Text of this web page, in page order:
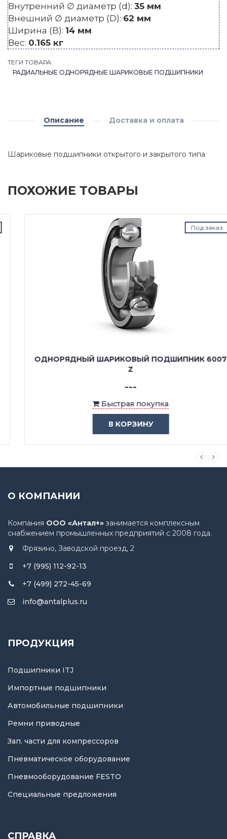
Внутренний ∅ диаметр (d): 35 мм
Внешний ∅ диаметр (D): 62 мм
Ширина (B): 14 мм
Вес: 0.165 кг
ТЕГИ ТОВАРА:
РАДИАЛЬНЫЕ ОДНОРЯДНЫЕ ШАРИКОВЫЕ ПОДШИПНИКИ
Описание Доставка и оплата
Шариковые подшипники открытого и закрытого типа
ПОХОЖИЕ ТОВАРЫ
Под заказ
ОДНОРЯДНЫЙ ШАРИКОВЫЙ ПОДШИПНИК 6007
Быстрая покупка
В КОРЗИНУ
О КОМПАНИИ
Компания ООО «Антал+» занимается комплексным
снабжением промышленных предприятий с 2008 года.
Фрязино, Заводской проезд, 2
+7 (995) 112-92-13
+7 (499) 272-45-69
info@antalplus.ru
ПРОДУКЦИЯ
Подшипники ITJ
Импортные подшипники
Автомобильные подшипники
Ремни приводные
Зап. части для компрессоров
Пневматическое оборудование
Пневмооборудование FESTO
Специальные предложения
СПРАВКА